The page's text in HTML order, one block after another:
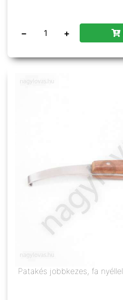
− +
Patakés jobbkezes, fa nyéllel